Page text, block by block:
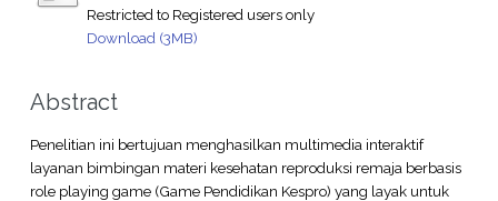
Restricted to Registered users only
Download (3MB)
Abstract
Penelitian ini bertujuan menghasilkan multimedia interaktif
layanan bimbingan materi kesehatan reproduksi remaja berbasis
role playing game (Game Pendidikan Kespro) yang layak untuk